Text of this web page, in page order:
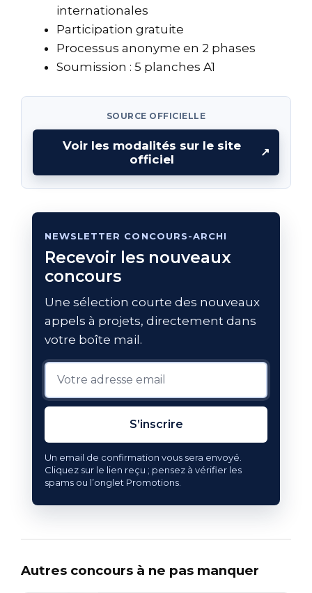
internationales
Participation gratuite
Processus anonyme en 2 phases
Soumission : 5 planches A1
SOURCE OFFICIELLE
Voir les modalités sur le site
officiel
↗
NEWSLETTER CONCOURS-ARCHI
Recevoir les nouveaux
concours
Une sélection courte des nouveaux
appels à projets, directement dans
votre boîte mail.
S’inscrire
Un email de confirmation vous sera envoyé.
Cliquez sur le lien reçu ; pensez à vérifier les
spams ou l’onglet Promotions.
Autres concours à ne pas manquer